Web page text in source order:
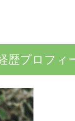
歴プロフィ